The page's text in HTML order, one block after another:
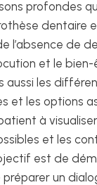
profondes
dentaire
l’absence de
et le bien-
aussi les
et les options
à
et les
est de
un